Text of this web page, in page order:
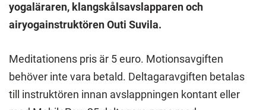
yogaläraren, klangskålsavslapparen och
airyogainstruktören Outi Suvila.
Meditationens pris är 5 euro. Motionsavgiften
behöver inte vara betald. Deltagaravgiften betalas
till instruktören innan avslappningen kontant eller